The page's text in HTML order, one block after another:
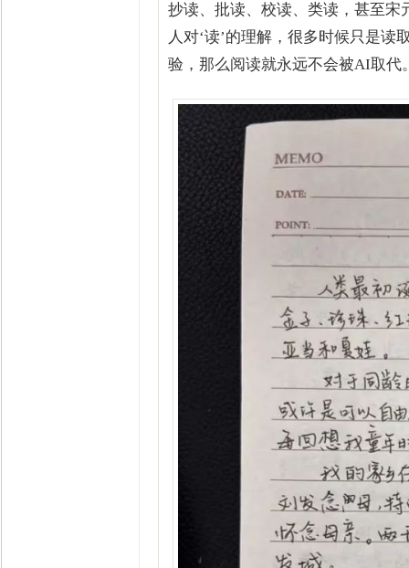
抄读、批读、校读、类读，甚至宋
人对‘读’的理解，很多时候只是读
验，那么阅读就永远不会被AI取代